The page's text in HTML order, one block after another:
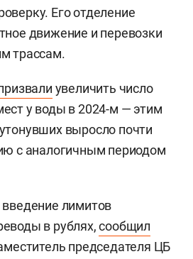
Его отделение
движение и перевозки
трассам.
увеличить число
у воды в 2024-м — этим
выросло почти
с аналогичным периодом
лимитов
в рублях,сообщил
председателя ЦБ